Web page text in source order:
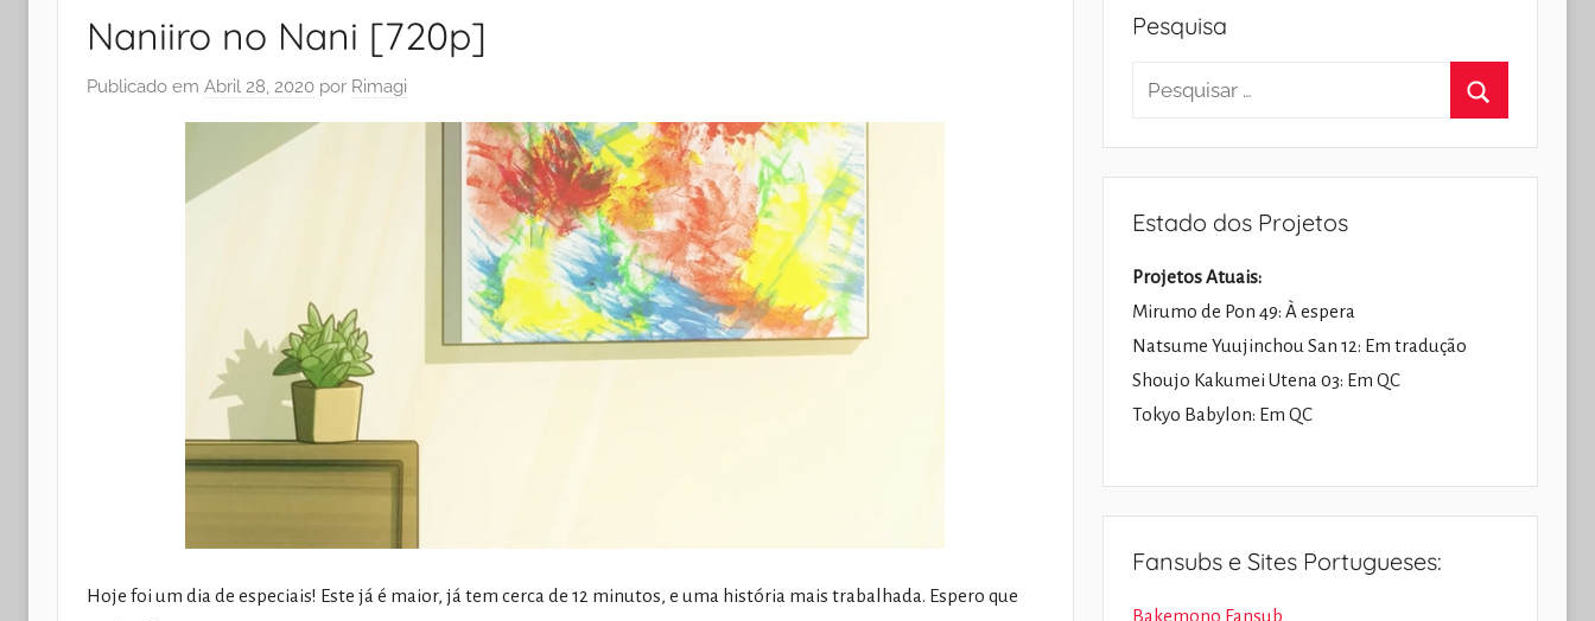
Naniiro no Nani [720p]
Publicado em Abril 28, 2020 por Rimagi
Hoje foi um dia de especiais! Este já é maior, já tem cerca de 12 minutos, e uma história mais trabalhada. Espero que
Pesquisa
Pesquisar
Estado dos Projetos
Projetos Atuais:
Mirumo de Pon 49: À espera
Natsume Yuujinchou San 12: Em tradução
Shoujo Kakumei Utena 03: Em QC
Tokyo Babylon: Em QC
Fansubs e Sites Portugueses:
Bakemono Fansub